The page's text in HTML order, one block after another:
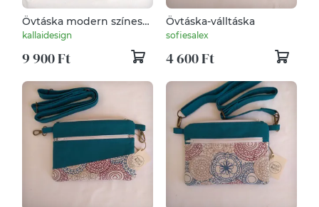
Övtáska modern színes
mintával
kallaidesign
9 900 Ft
Övtáska-válltáska
sofiesalex
4 600 Ft